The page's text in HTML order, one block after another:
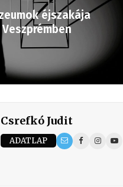
éjszakája
Veszprémben
Csrefkó Judit
ADATLAP